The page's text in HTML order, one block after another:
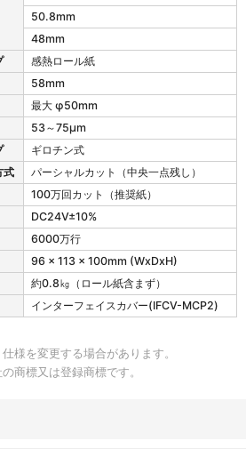
50.8mm
48mm
感熱ロール紙
58mm
最大 φ50mm
53～75μm
ギロチン式
式
パーシャルカット（中央一点残し）
100万回カット（推奨紙）
DC24V±10%
6000万行
96 x 113 x 100mm (WxDxH)
約0.8㎏（ロール紙含まず）
インターフェイスカバー(IFCV-MCP2)
様を変更する場合があります。
商標又は登録商標です。